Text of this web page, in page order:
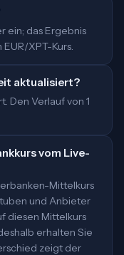
ein; das Ergebnis
XPT-Kurs.
aktualisiert?
Den Verlauf von 1
vom Live-
Mittelkurs
und Anbieter
diesen Mittelkurs
erhalten Sie
zeigt der